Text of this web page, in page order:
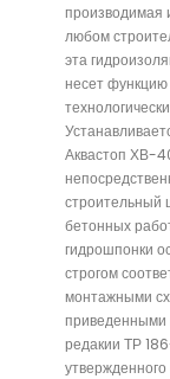
производимая
любом
эта
несет
Аквастоп ХВ-
строительный
бетонных
гидрошпонки
строгом
монтажными
приведенными
редакии ТР